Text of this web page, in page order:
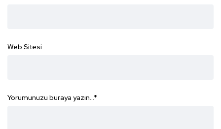
Web Sitesi
Yorumunuzu buraya yazın...*